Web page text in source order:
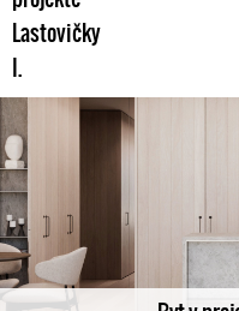
Lastovičky
I.